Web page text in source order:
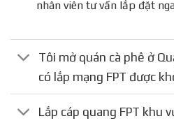
nhân viên tư vấn lắp đặt
Tôi mở quán cà phê ở
có lắp mạng FPT được
Lắp cáp quang FPT khu